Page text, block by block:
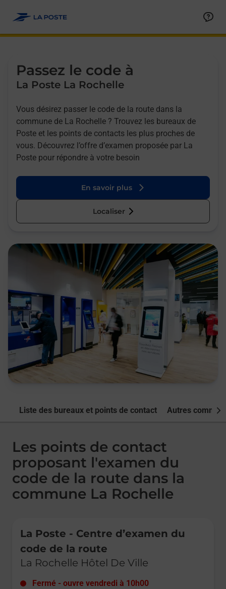
Passez le code à
La Poste La Rochelle
Vous désirez passer le code de la route dans la
commune de La Rochelle ? Trouvez les bureaux de
Poste et les points de contacts les plus proches de
vous. Découvrez l’offre d’examen proposée par La
Poste pour répondre à votre besoin
En savoir plus
Localiser
Liste des bureaux et points de contact Autres
Les points de contact
proposant l'examen du
code de la route dans la
commune La Rochelle
La Poste - Centre d’examen du
code de la route
La Rochelle Hôtel De Ville
Fermé - ouvre vendredi à 10h00